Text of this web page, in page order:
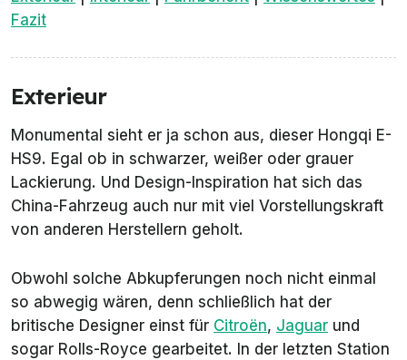
Fazit
Exterieur
Monumental sieht er ja schon aus, dieser Hongqi E-
HS9. Egal ob in schwarzer, weißer oder grauer
Lackierung. Und Design-Inspiration hat sich das
China-Fahrzeug auch nur mit viel Vorstellungskraft
von anderen Herstellern geholt.
Obwohl solche Abkupferungen noch nicht einmal
so abwegig wären, denn schließlich hat der
britische Designer einst für Citroën, Jaguar und
sogar Rolls-Royce gearbeitet. In der letzten Station